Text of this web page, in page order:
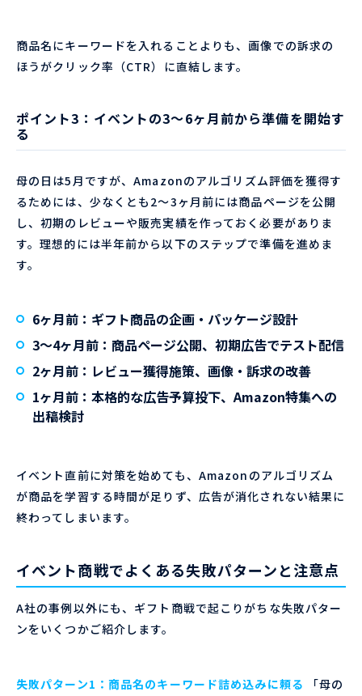
商品名にキーワードを入れることよりも、画像での訴求の
ほうがクリック率（CTR）に直結します。
ポイント3：イベントの3〜6ヶ月前から準備を開始す
る
母の日は5月ですが、Amazonのアルゴリズム評価を獲得す
るためには、少なくとも2〜3ヶ月前には商品ページを公開
し、初期のレビューや販売実績を作っておく必要がありま
す。理想的には半年前から以下のステップで準備を進めま
す。
6ヶ月前 ：ギフト商品の企画・パッケージ設計
3〜4ヶ月前 ：商品ページ公開、初期広告でテスト配信
2ヶ月前 ：レビュー獲得施策、画像・訴求の改善
1ヶ月前 ：本格的な広告予算投下、Amazon特集への
出稿検討
イベント直前に対策を始めても、Amazonのアルゴリズム
が商品を学習する時間が足りず、広告が消化されない結果に
終わってしまいます。
イベント商戦でよくある失敗パターンと注意点
A社の事例以外にも、ギフト商戦で起こりがちな失敗パター
ンをいくつかご紹介します。
失敗パターン1：商品名のキーワード詰め込みに頼る 「母の